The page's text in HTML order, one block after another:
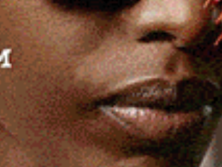
Reina del Sur, Tamalo
ha animato ieri gli spalti e il parterre
riunione estiva, in una serata fresca e
piena di eventi a partire dal Derby, il